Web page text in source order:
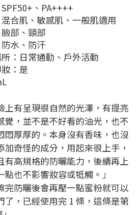
、PA++++
合肌、敏感肌、一般肌適用
部、頸部
水、防汗
：日常通勤、戶外活動
：是
上有呈現很自然的光澤，有提亮
覺，並不是不好看的油光，也不
悶厚厚的。本身沒有香味，也沒
加奇怪的成分，用起來很上手，
有高規格的防曬能力，後續再上
點也不影響妝容或牴觸。」
完防曬後會再壓一點蜜粉就可以
了，已經使用完 1 條，這條是第